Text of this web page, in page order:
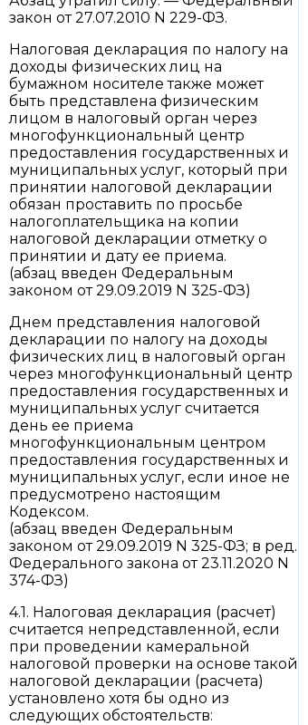
закон от 27.07.2010 N 229-ФЗ.
Налоговая декларация по налогу на
доходы физических лиц на
бумажном носителе также может
быть представлена физическим
лицом в налоговый орган через
многофункциональный центр
предоставления государственных и
муниципальных услуг, который при
принятии налоговой декларации
обязан проставить по просьбе
налогоплательщика на копии
налоговой декларации отметку о
принятии и дату ее приема.
(абзац введен Федеральным
законом от 29.09.2019 N 325-ФЗ)
Днем представления налоговой
декларации по налогу на доходы
физических лиц в налоговый орган
через многофункциональный центр
предоставления государственных и
муниципальных услуг считается
день ее приема
многофункциональным центром
предоставления государственных и
муниципальных услуг, если иное не
предусмотрено настоящим
Кодексом.
(абзац введен Федеральным
законом от 29.09.2019 N 325-ФЗ; в ред.
Федерального закона от 23.11.2020 N
374-ФЗ)
4.1. Налоговая декларация (расчет)
считается непредставленной, если
при проведении камеральной
налоговой проверки на основе такой
налоговой декларации (расчета)
установлено хотя бы одно из
следующих обстоятельств: